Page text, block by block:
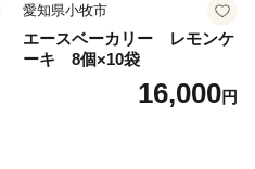
愛知県小牧市
エースベーカリー レモンケ
ーキ 8個×10袋
16,000円